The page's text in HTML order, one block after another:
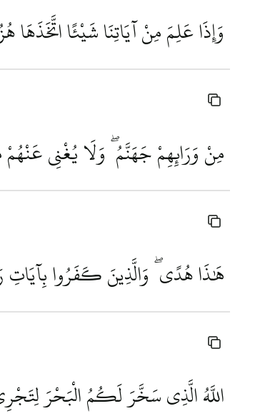
وَإِذَا عَلِمَ مِنْ آيَاتِنَا شَيْئًا
مِنْ وَرَائِهِمْ جَهَنَّمُ ۖ وَلَا يُغْنِي عَنْهُمْ
هَٰذَا هُدًى ۖ وَالَّذِينَ كَفَرُوا
اللَّهُ الَّذِي سَخَّرَ لَكُمُ الْبَحْرَ